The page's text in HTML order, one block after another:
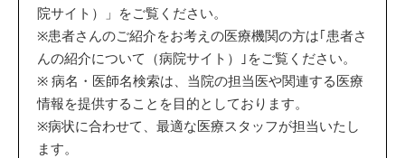
院サイト）」をご覧ください。
※患者さんのご紹介をお考えの医療機関の方は｢患者さ
んの紹介について（病院サイト）｣をご覧ください。
※ 病名・医師名検索は、当院の担当医や関連する医療
情報を提供することを目的としております。
※病状に合わせて、最適な医療スタッフが担当いたし
ます。